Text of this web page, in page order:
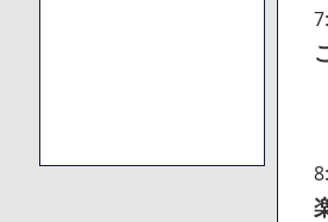
7:
8: